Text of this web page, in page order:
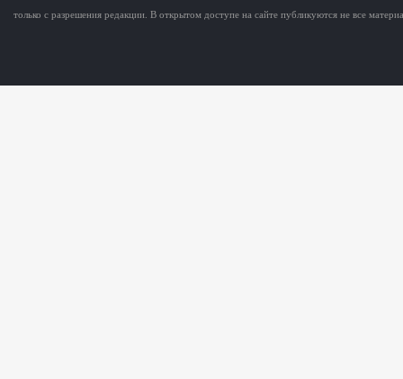
только с разрешения редакции. В открытом доступе на сайте публикуются не все